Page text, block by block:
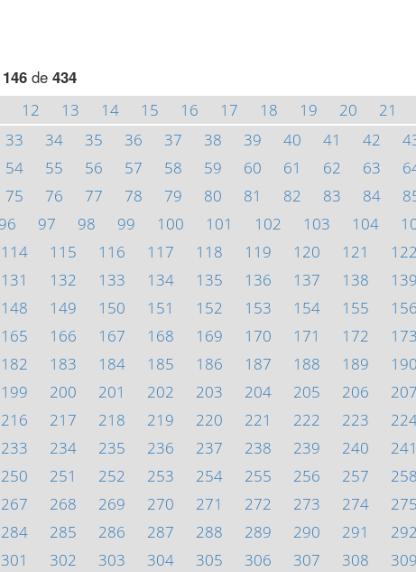
146de 434
12 13 14 15 16 17 18 19 20 21
33 34 35 36 37 38 39 40 41 42
54 55 56 57 58 59 60 61 62 63
75 76 77 78 79 80 81 82 83 84
96 97 98 99 100 101 102 103 104
114 115 116 117 118 119 120 121
122
131 132 133 134 135 136 137 138
139
148 149 150 151 152 153 154 155
156
165 166 167 168 169 170 171 172
173
182 183 184 185 186 187 188 189
190
199 200 201 202 203 204 205 206
207
216 217 218 219 220 221 222 223
233 234 235 236 237 238 239 240
241
250 251 252 253 254 255 256 257
258
267 268 269 270 271 272 273 274
275
284 285 286 287 288 289 290 291
292
301 302 303 304 305 306 307 308 309